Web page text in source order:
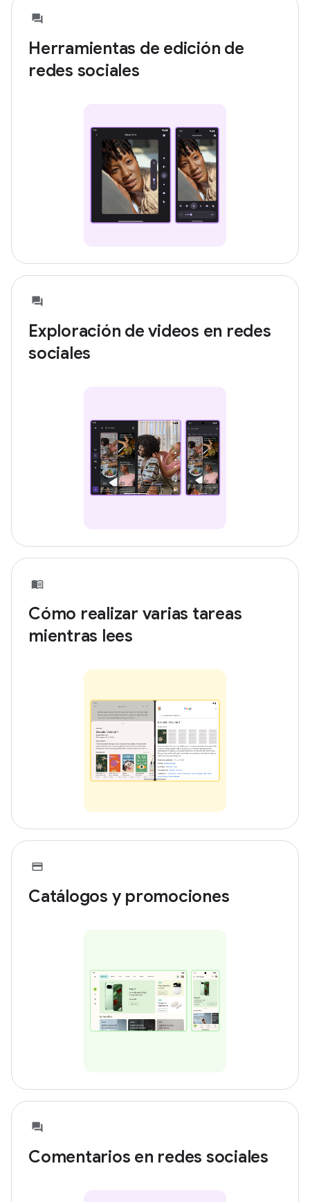
Herramientas de edición de
redes sociales
Exploración de videos en redes
sociales
Cómo realizar varias tareas
mientras lees
Catálogos y promociones
Comentarios en redes sociales